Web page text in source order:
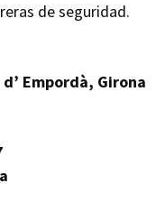
de seguridad.
Empordà, Girona